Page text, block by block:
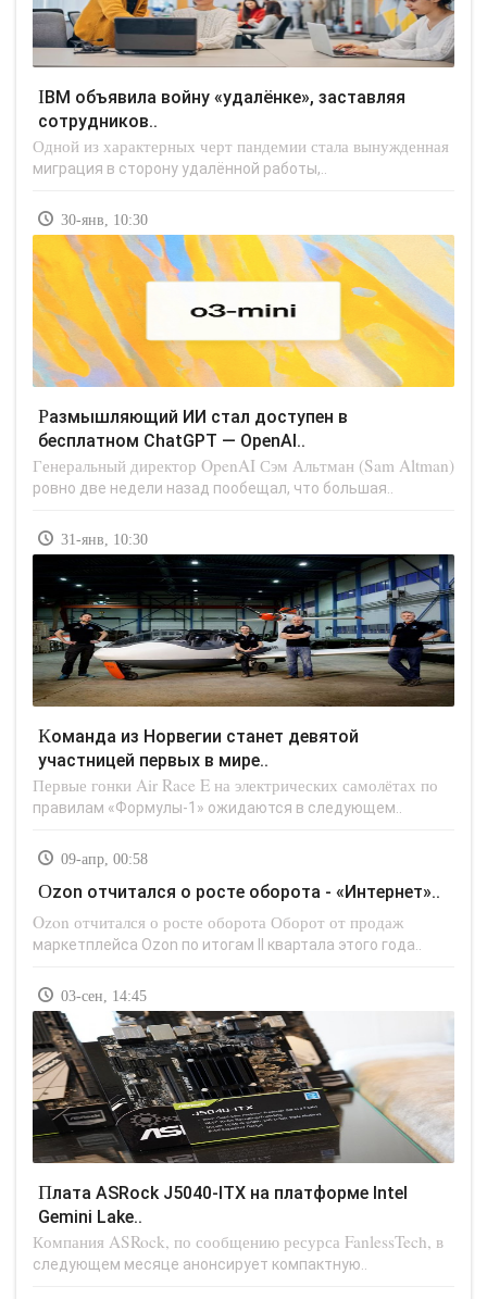
IBM объявила войну «удалёнке», заставляя
сотрудников..
Одной из характерных черт пандемии стала вынужденная
миграция в сторону удалённой работы,..
30-янв, 10:30
Размышляющий ИИ стал доступен в
бесплатном ChatGPT — OpenAI..
Генеральный директор OpenAI Сэм Альтман (Sam Altman)
ровно две недели назад пообещал, что большая..
31-янв, 10:30
Команда из Норвегии станет девятой
участницей первых в мире..
Первые гонки Air Race E на электрических самолётах по
правилам «Формулы-1» ожидаются в следующем..
09-апр, 00:58
Ozon отчитался о росте оборота - «Интернет»..
Ozon отчитался о росте оборота Оборот от продаж
маркетплейса Ozon по итогам II квартала этого года..
03-сен, 14:45
Плата ASRock J5040-ITX на платформе Intel
Gemini Lake..
Компания ASRock, по сообщению ресурса FanlessTech, в
следующем месяце анонсирует компактную..